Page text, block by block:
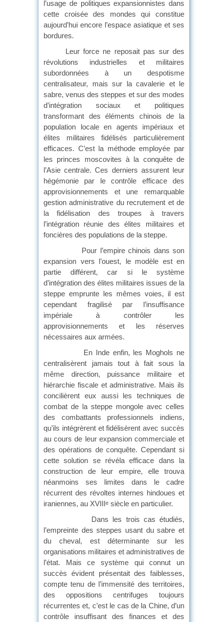
l’usage de politiques expansionnistes dans
cette croisée des mondes qui constitue
aujourd’hui encore l’espace asiatique et ses
bordures.
Leur force ne reposait pas sur des
révolutions industrielles et militaires
subordonnées à un despotisme
centralisateur, mais sur la cavalerie et le
sabre, venus des steppes et sur des modes
d’intégration sociaux et politiques
transformant des éléments chinois de la
population locale en agents impériaux et
élites militaires fidélisés particulièrement
efficaces. C’est la méthode employée par
les princes moscovites à la conquête de
l’Asie centrale. Ces derniers assurent leur
hégémonie par le contrôle efficace des
approvisionnements et une remarquable
gestion administrative du recrutement et de
la fidélisation des troupes à travers
l’intégration réunie des élites militaires et
foncières des populations de la steppe.
Pour l’empire chinois dans son
expansion vers l’ouest, le modèle est en
partie différent, car si le système
d’intégration des élites militaires issues de la
steppe emprunte les mêmes voies, il est
cependant fragilisé par l’insuffisance
impériale à contrôler les
approvisionnements et les réserves
nécessaires aux armées.
En Inde enfin, les Moghols ne
centralisèrent jamais tout à fait sous la
même direction, puissance militaire et
hiérarchie fiscale et administrative. Mais ils
concilièrent eux aussi les techniques de
combat de la steppe mongole avec celles
des combattants professionnels indiens,
qu’ils intégrèrent et fidélisèrent avec succès
au cours de leur expansion commerciale et
des opérations de conquête. Cependant si
cette solution se révéla efficace dans la
construction de leur empire, elle trouva
néanmoins ses limites dans le cadre
récurrent des révoltes internes hindoues et
iraniennes, au XVIIIe siècle en particulier.
Dans les trois cas étudiés,
l’empreinte des steppes usant du sabre et
du cheval, est déterminante sur les
organisations militaires et administratives de
l’état. Mais ce système qui connut un
succès évident présentait des faiblesses,
compte tenu de l’immensité des territoires,
des oppositions centrifuges toujours
récurrentes et, c’est le cas de la Chine, d’un
contrôle insuffisant des finances et des